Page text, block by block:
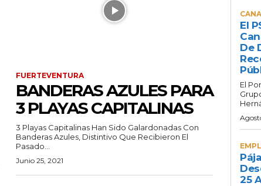
FUERTEVENTURA
BANDERAS AZULES PARA
3 PLAYAS CAPITALINAS
3 Playas Capitalinas Han Sido Galardonadas Con
Banderas Azules, Distintivo Que Recibieron El
Pasado...
Junio 25, 2021
El
De
El
25